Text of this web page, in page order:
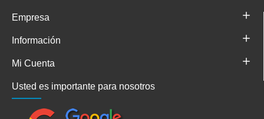
Empresa
Información
Mi Cuenta
Usted es importante para nosotros